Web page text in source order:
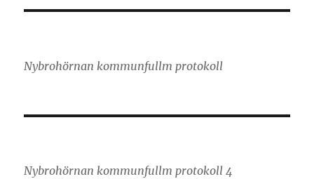
Nybrohörnan kommunfullm protokoll
Nybrohörnan kommunfullm protokoll 4